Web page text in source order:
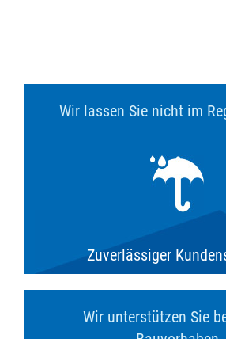
Wir lassen Sie nicht im
Zuverlässiger
Wir unterstützen Sie